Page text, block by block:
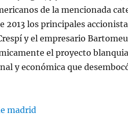
de la mencionada
los principales
y el empresario
el proyecto
y económica que